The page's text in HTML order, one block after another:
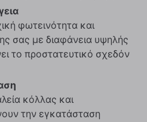
φωτεινότητα και
σας με διαφάνεια υψηλής
το προστατευτικό σχεδόν
κόλλας και
την εγκατάσταση